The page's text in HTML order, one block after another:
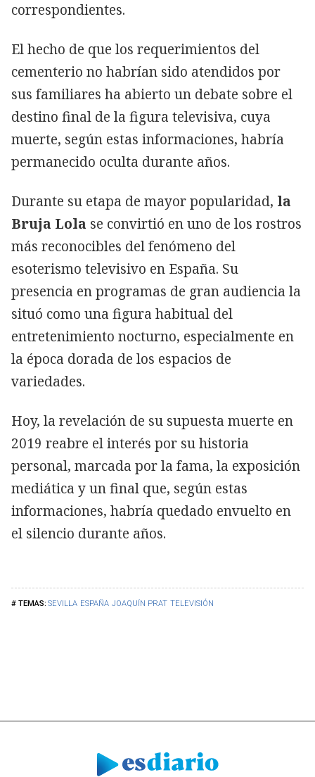
SEVILLA ESPAÑA JOAQUÍN PRAT TELEVISIÓN
correspondientes.
El hecho de que los requerimientos del
cementerio no habrían sido atendidos por
sus familiares ha abierto un debate sobre el
destino final de la figura televisiva, cuya
muerte, según estas informaciones, habría
permanecido oculta durante años.
Durante su etapa de mayor popularidad, la
Bruja Lola se convirtió en uno de los rostros
más reconocibles del fenómeno del
esoterismo televisivo en España. Su
presencia en programas de gran audiencia la
situó como una figura habitual del
entretenimiento nocturno, especialmente en
la época dorada de los espacios de
variedades.
Hoy, la revelación de su supuesta muerte en
2019 reabre el interés por su historia
personal, marcada por la fama, la exposición
mediática y un final que, según estas
informaciones, habría quedado envuelto en
el silencio durante años.